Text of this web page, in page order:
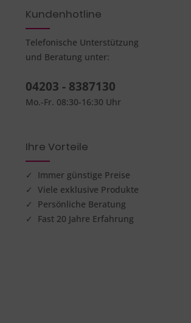
Kundenhotline
Telefonische Unterstützung
und Beratung unter:
04203 - 8387130
Mo.-Fr. 08:30-16:30 Uhr
Ihre Vorteile
✓ Immer günstige Preise
✓ Viele exklusive Produkte
✓ Persönliche Beratung
✓ Fast 20 Jahre Erfahrung